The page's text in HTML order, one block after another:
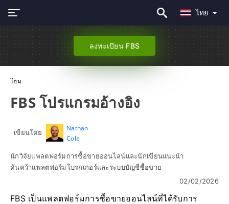
ไทย
ลงทะเบียน FBS
โฮม
FBS โปรแกรมอ้างอิง
เขียนโดย
Nathan
Cole
นักวิจัยแพลตฟอร์มการซื้อขายออนไลน์และนักเขียนแนะนำ
ค้นคว้าแพลตฟอร์มโบรกเกอร์และระบบบัญชีซื้อขาย
02/02/2026
FBS เป็นแพลตฟอร์มการซื้อขายออนไลน์ที่ได้รับการ